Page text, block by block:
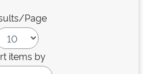
Page
items by